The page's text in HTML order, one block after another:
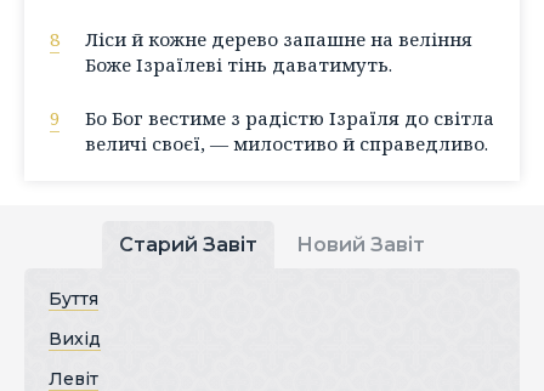
8
Ліси й кожне дерево запашне на веління
Боже Ізраїлеві тінь даватимуть.
9
Бо Бог вестиме з радістю Ізраїля до світла
величі своєї, — милостиво й справедливо.
Старий Завіт Новий Завіт
Буття
Вихід
Левіт